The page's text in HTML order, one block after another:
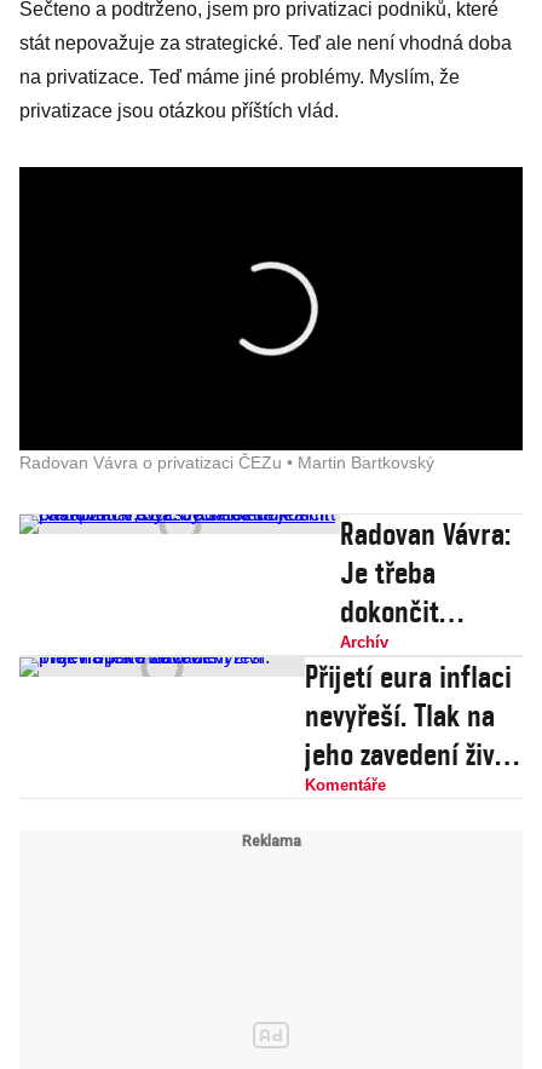
Sečteno a podtrženo, jsem pro privatizaci podniků, které
stát nepovažuje za strategické. Teď ale není vhodná doba
na privatizace. Teď máme jiné problémy. Myslím, že
privatizace jsou otázkou příštích vlád.
Radovan Vávra o privatizaci ČEZu • Martin Bartkovský
Radovan Vávra:
Je třeba
dokončit
privatizaci! ČEZ
bych rozdělil a
část prodal, být
střadatelem je
smrt
Archív
Přijetí eura inflaci
nevyřeší. Tlak na
jeho zavedení živí
proevropské
Komentáře